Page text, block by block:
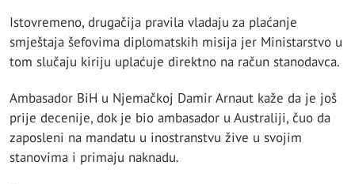
Istovremeno, drugačija pravila vladaju za plaćanje
smještaja šefovima diplomatskih misija jer Ministarstvo u
tom slučaju kiriju uplaćuje direktno na račun stanodavca.
Ambasador BiH u Njemačkoj Damir Arnaut kaže da je još
prije decenije, dok je bio ambasador u Australiji, čuo da
zaposleni na mandatu u inostranstvu žive u svojim
stanovima i primaju naknadu.